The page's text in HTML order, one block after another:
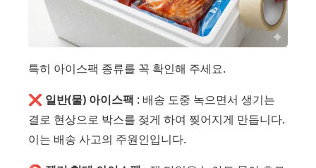
특히 아이스팩 종류를 꼭 확인해 주세요.
❌ 일반(물) 아이스팩 : 배송 도중 녹으면서 생기는
결로 현상으로 박스를 젖게 하여 찢어지게 만듭니다.
이는 배송 사고의 주원인입니다.